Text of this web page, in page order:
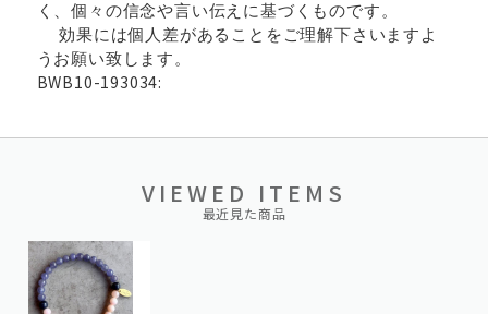
く、個々の信念や言い伝えに基づくものです。
効果には個人差があることをご理解下さいますよ
うお願い致します。
BWB10-193034:
VIEWED ITEMS
最近見た商品